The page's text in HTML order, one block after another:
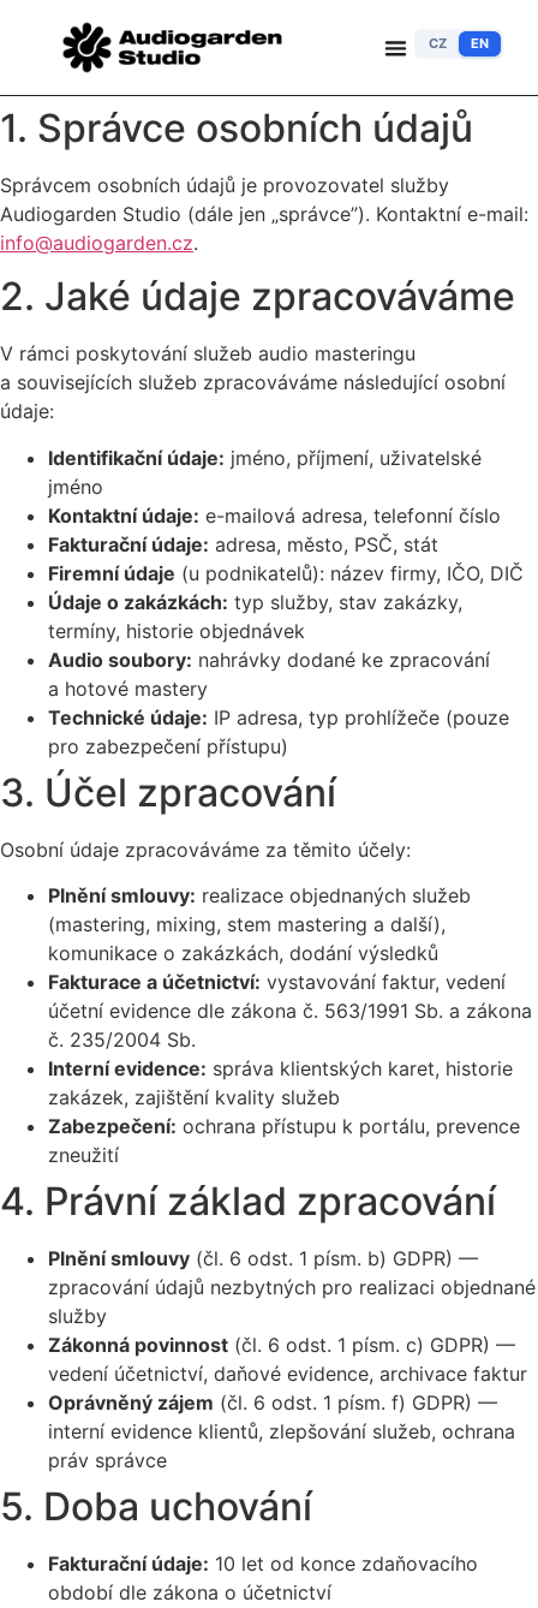
CZ EN
1. Správce osobních údajů
Správcem osobních údajů je provozovatel služby
Audiogarden Studio (dále jen „správce”). Kontaktní e-mail:
info@audiogarden.cz.
2. Jaké údaje zpracováváme
V rámci poskytování služeb audio masteringu
a souvisejících služeb zpracováváme následující osobní
údaje:
Identifikační údaje: jméno, příjmení, uživatelské
jméno
Kontaktní údaje: e-mailová adresa, telefonní číslo
Fakturační údaje: adresa, město, PSČ, stát
Firemní údaje (u podnikatelů): název firmy, IČO, DIČ
Údaje o zakázkách: typ služby, stav zakázky,
termíny, historie objednávek
Audio soubory: nahrávky dodané ke zpracování
a hotové mastery
Technické údaje: IP adresa, typ prohlížeče (pouze
pro zabezpečení přístupu)
3. Účel zpracování
Osobní údaje zpracováváme za těmito účely:
Plnění smlouvy: realizace objednaných služeb
(mastering, mixing, stem mastering a další),
komunikace o zakázkách, dodání výsledků
Fakturace a účetnictví: vystavování faktur, vedení
účetní evidence dle zákona č. 563/1991 Sb. a zákona
č. 235/2004 Sb.
Interní evidence: správa klientských karet, historie
zakázek, zajištění kvality služeb
Zabezpečení: ochrana přístupu k portálu, prevence
zneužití
4. Právní základ zpracování
Plnění smlouvy (čl. 6 odst. 1 písm. b) GDPR) —
zpracování údajů nezbytných pro realizaci objednané
služby
Zákonná povinnost (čl. 6 odst. 1 písm. c) GDPR) —
vedení účetnictví, daňové evidence, archivace faktur
Oprávněný zájem (čl. 6 odst. 1 písm. f) GDPR) —
interní evidence klientů, zlepšování služeb, ochrana
práv správce
5. Doba uchování
Fakturační údaje: 10 let od konce zdaňovacího
období dle zákona o účetnictví